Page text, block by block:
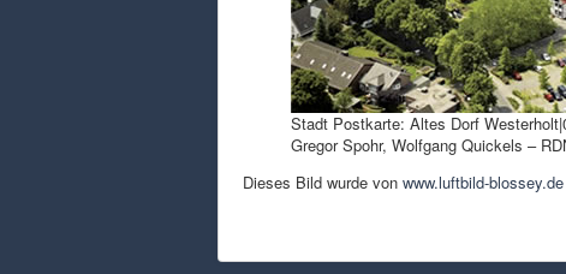
Stadt Postkarte: Altes Dorf
Gregor Spohr, Wolfgang Quickels –
Dieses Bild wurde von www.luftbild-blossey.de